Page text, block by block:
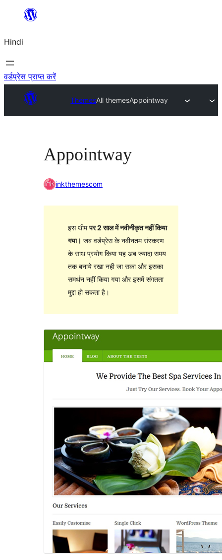
सामग्री
जाएं
Hindi
वर्डप्रेस प्राप्त करें
ThemesAll themesAppointway
Appointway
inkthemescom
इस थीमपर 2 साल में नवीनीकृत नहीं किया
गया। जब वर्डप्रेस के नवीनतम संस्करण
के साथ प्रयोग किया यह अब ज्यादा समय
तक बनाये रखा नही जा सका और इसका
समर्थन नहीं किया गया और इसमें संगतता
मुद्दा हो सकता है।